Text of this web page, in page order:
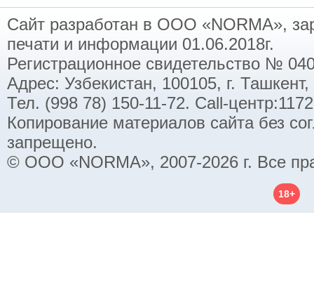
Сайт разработан в ООО «NORMA»,
печати и информации 01.06.2018г.
Регистрационное свидетельство №
Адрес: Узбекистан, 100105, г.
Тел. (998 78) 150-11-72. Call-
Копирование материалов сайта без
запрещено.
© ООО «NORMA», 2007-2026 г. Все
18+